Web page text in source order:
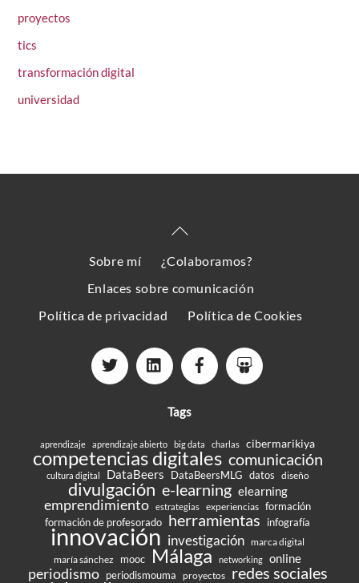
proyectos
tics
transformación digital
universidad
Back
Top
Sobre mí
¿Colaboramos?
Enlaces sobre comunicación
Política de privacidad
Política de Cookies
Tags
aprendizaje aprendizaje abierto big data charlas cibermarikiya
competencias digitales comunicación
cultura digital DataBeers DataBeersMLG datos diseño
divulgación e-learning elearning
emprendimiento estrategias experiencias formación
formación de profesorado herramientas infografía
innovación investigación marca digital
maría sánchez
mooc Málaga networking online
periodismo periodismouma proyectos redes sociales